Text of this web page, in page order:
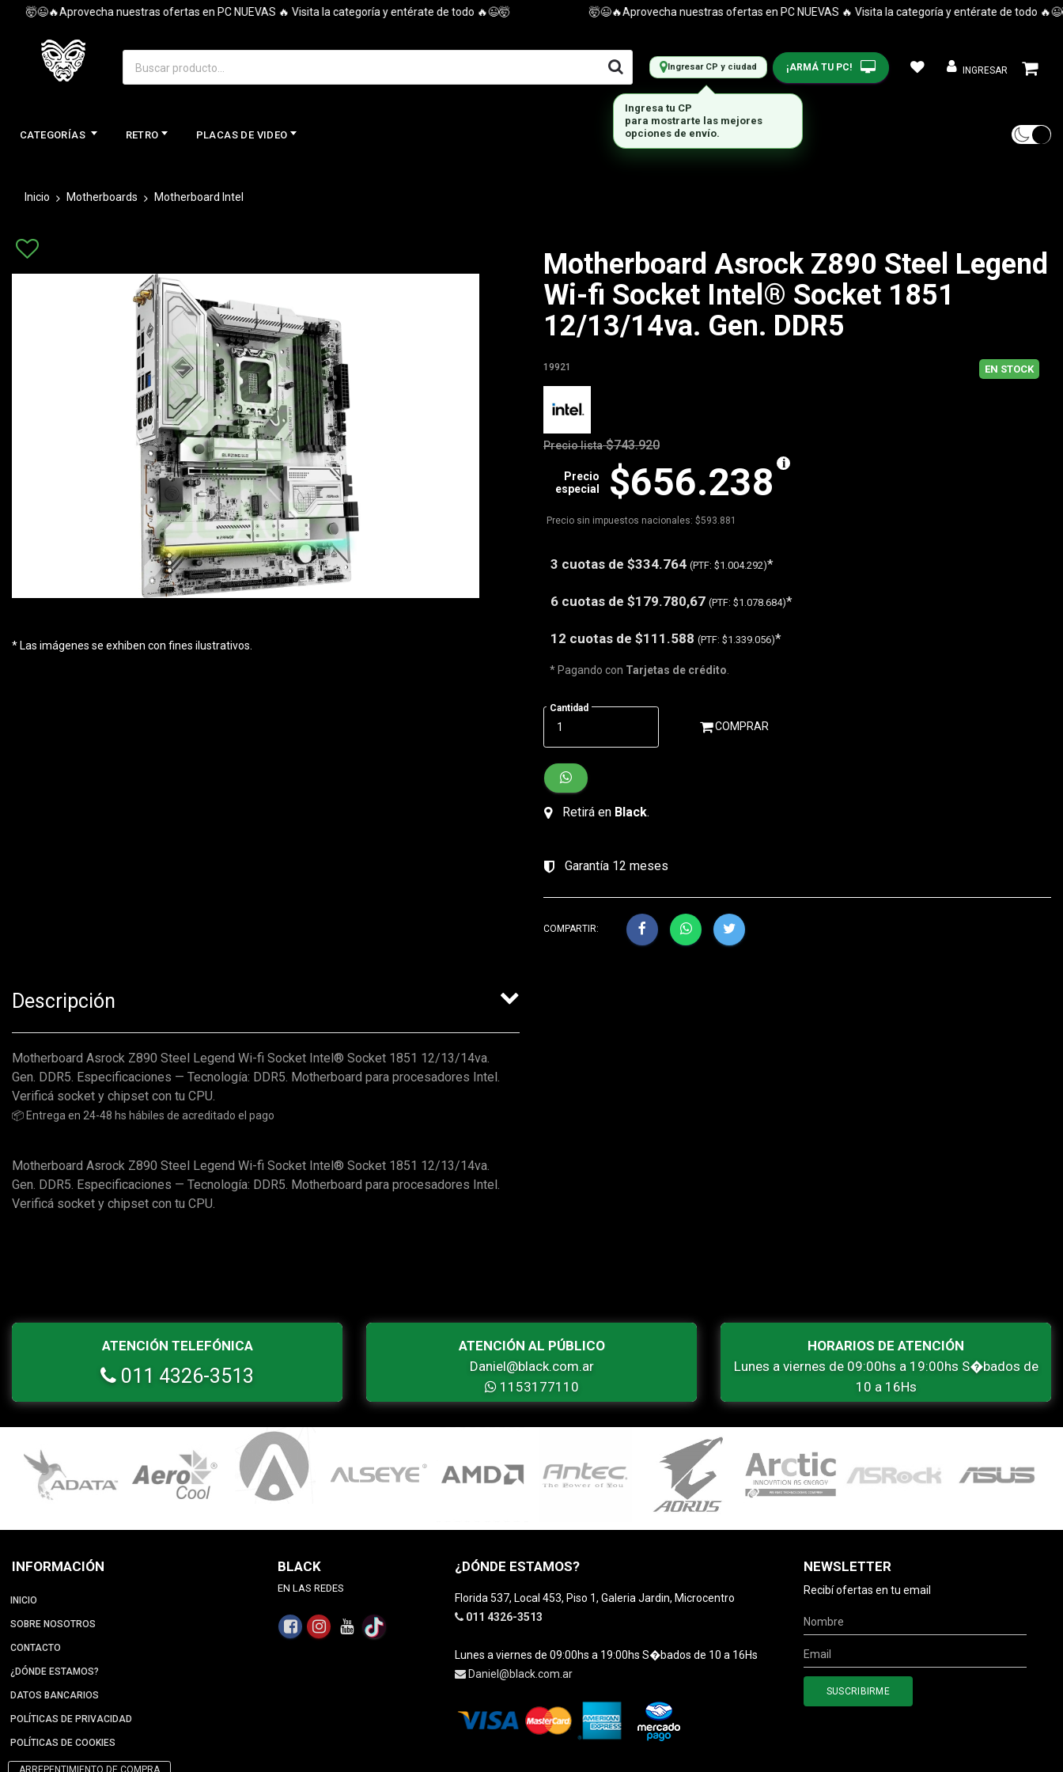
🤯😉🔥Aprovecha nuestras ofertas en PC NUEVAS 🔥 Visita la categoría y entérate de todo 🔥😉🤯 🤯😉🔥Aprovecha nuestras ofertas en PC NUEVAS 🔥 Visita la categoría y entérate de todo 🔥😉🤯
Ingresar CP y ciudad ¡ARMÁ TU PC! INGRESAR
CATEGORÍAS RETRO PLACAS DE VIDEO
Inicio Motherboards Motherboard Intel
* Las imágenes se exhiben con fines ilustrativos.
Motherboard Asrock Z890 Steel Legend
Wi-fi Socket Intel® Socket 1851
12/13/14va. Gen. DDR5
19921 EN STOCK
Precio lista $743.920
$656.238
Precio
especial
Precio sin impuestos nacionales: $593.881
3 cuotas de $334.764 (PTF: $1.004.292)*
6 cuotas de $179.780,67 (PTF: $1.078.684)*
12 cuotas de $111.588 (PTF: $1.339.056)*
* Pagando con Tarjetas de crédito
Cantidad
COMPRAR
Retirá en Black.
Garantía 12 meses
COMPARTIR:
Descripción
Motherboard Asrock Z890 Steel Legend Wi-fi Socket Intel® Socket 1851 12/13/14va.
Gen. DDR5. Especificaciones — Tecnología: DDR5. Motherboard para procesadores Intel.
Verificá socket y chipset con tu CPU.
📦 Entrega en 24-48 hs hábiles de acreditado el pago
Motherboard Asrock Z890 Steel Legend Wi-fi Socket Intel® Socket 1851 12/13/14va.
Gen. DDR5. Especificaciones — Tecnología: DDR5. Motherboard para procesadores Intel.
Verificá socket y chipset con tu CPU.
ATENCIÓN TELEFÓNICA
011 4326-3513
ATENCIÓN AL PÚBLICO
Daniel@black.com.ar
1153177110
HORARIOS DE ATENCIÓN
Lunes a viernes de 09:00hs a 19:00hs S�bados de
10 a 16Hs
INFORMACIÓN
INICIO
SOBRE NOSOTROS
CONTACTO
¿DÓNDE ESTAMOS?
DATOS BANCARIOS
POLÍTICAS DE PRIVACIDAD
POLÍTICAS DE COOKIES
ARREPENTIMIENTO DE COMPRA
BLACK
EN LAS REDES
¿DÓNDE ESTAMOS?
Florida 537, Local 453, Piso 1, Galeria Jardin, Microcentro
011 4326-3513
Lunes a viernes de 09:00hs a 19:00hs S�bados de 10 a 16Hs
Daniel@black.com.ar
NEWSLETTER
Recibí ofertas en tu email